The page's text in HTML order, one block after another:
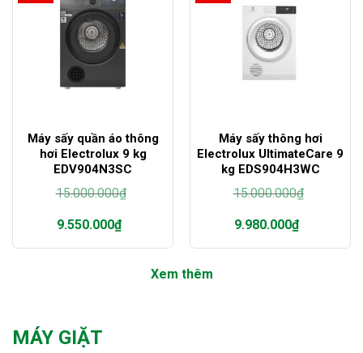
Máy sấy quần áo thông
hơi Electrolux 9 kg
EDV904N3SC
15.000.000₫
gốc
là:
9.550.000₫
Giá
Máy sấy thông hơi
Electrolux UltimateCare 9
kg EDS904H3WC
15.000.000₫
gốc
là:
9.980.000₫
Giá
Xem thêm
MÁY GIẶT